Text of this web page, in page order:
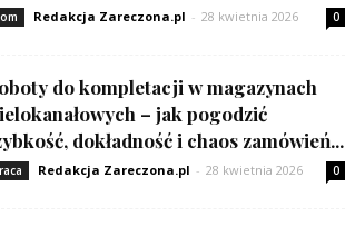
Redakcja Zareczona.pl - 28 kwietnia 2026 0
do kompletacji w magazynach
– jak pogodzić
dokładność i chaos zamówień...
Redakcja Zareczona.pl - 28 kwietnia 2026 0